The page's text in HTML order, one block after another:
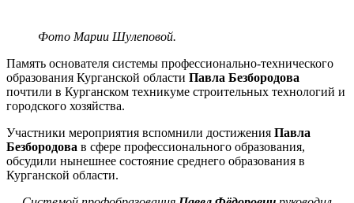
Фото Марии Шулеповой.
Память основателя системы профессионально-технического
образования Курганской области Павла Безбородова
почтили в Курганском техникуме строительных технологий и
городского хозяйства.
Участники мероприятия вспомнили достижения Павла
Безбородова в сфере профессионального образования,
обсудили нынешнее состояние среднего образования в
Курганской области.